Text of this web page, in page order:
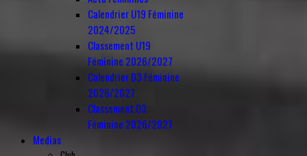
Calendrier U19 Féminine
2024/2025
Classement U19
Féminine 2026/2027
Calendrier D3 Féminine
2026/2027
Classement D3
Féminine 2026/2027
Medias